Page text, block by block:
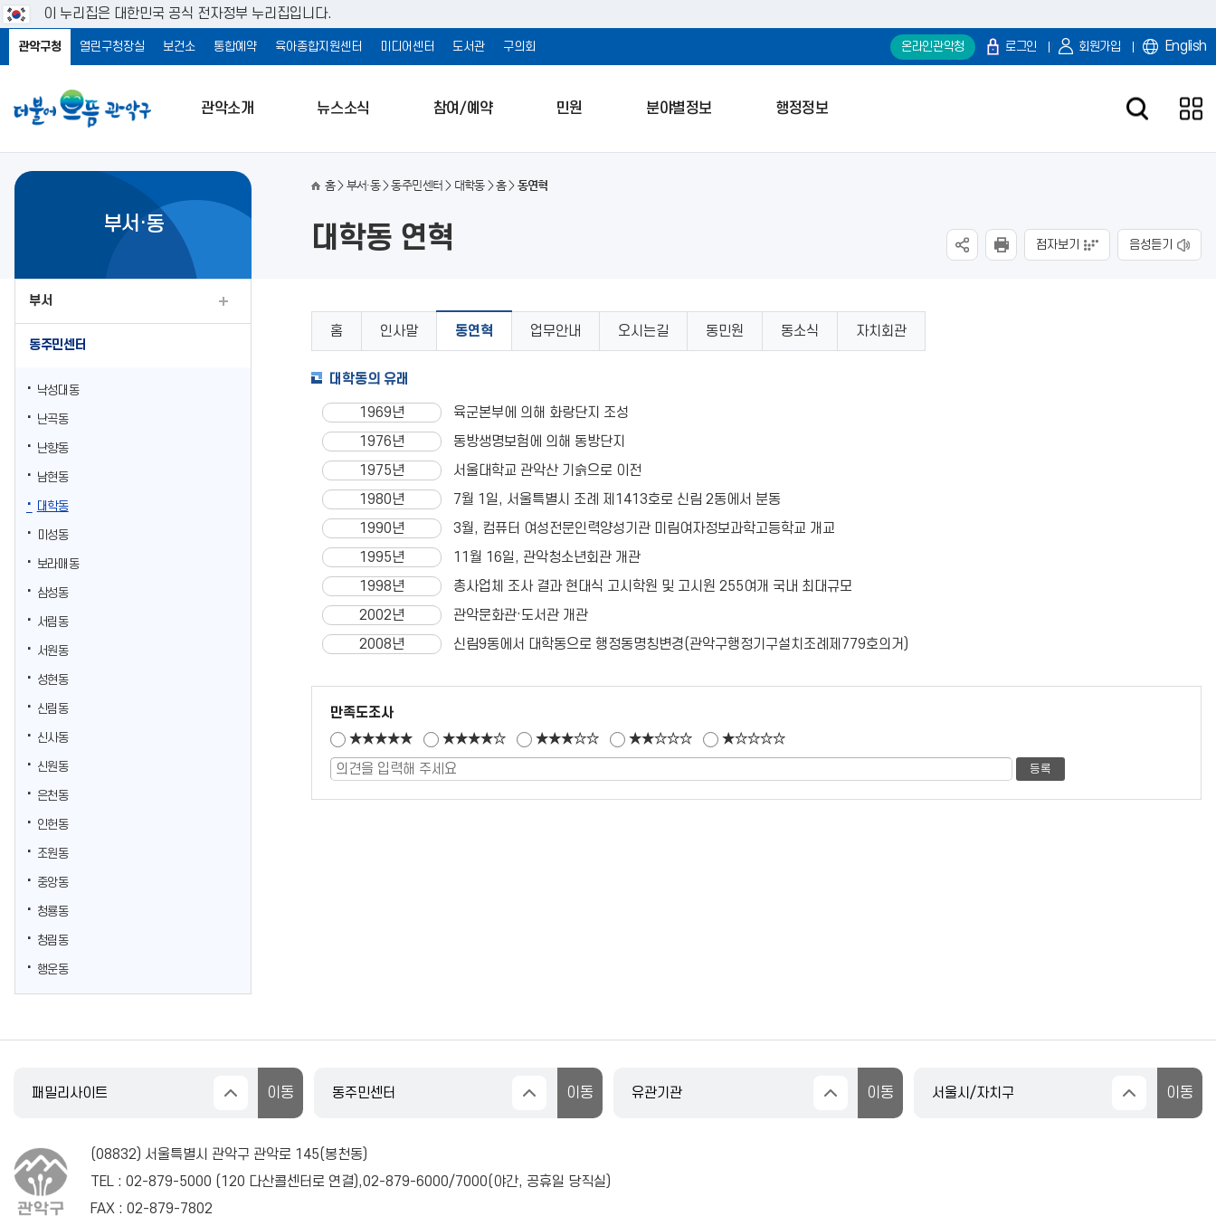
이 누리집은 대한민국 공식 전자정부 누리집입니다.
관악구청 열린구청장실 보건소 통합예약 육아종합지원센터 미디어센터 도서관 구의회 온라인관악청 로그인 회원가입 English
관악소개 뉴스소식 참여/예약 민원 분야별정보 행정정보
부서·동
부서
동주민센터
낙성대동
난곡동
난향동
남현동
대학동
미성동
보라매동
삼성동
서림동
서원동
성현동
신림동
신사동
신원동
은천동
인헌동
조원동
중앙동
청룡동
청림동
행운동
홈 부서·동 동주민센터 대학동 홈 동연혁
대학동 연혁 점자보기 음성듣기
홈 인사말 동연혁 업무안내 오시는길 동민원 동소식 자치회관
대학동의 유래
1969년
육군본부에 의해 화랑단지 조성
1976년
동방생명보험에 의해 동방단지
1975년
서울대학교 관악산 기슭으로 이전
1980년
7월 1일, 서울특별시 조례 제1413호로 신림 2동에서 분동
1990년
3월, 컴퓨터 여성전문인력양성기관 미림여자정보과학고등학교 개교
1995년
11월 16일, 관악청소년회관 개관
1998년
총사업체 조사 결과 현대식 고시학원 및 고시원 255여개 국내 최대규모
2002년
관악문화관·도서관 개관
2008년
신림9동에서 대학동으로 행정동명칭변경(관악구행정기구설치조례제779호의거)
만족도조사
★★★★★
★★★★☆ ★★★☆☆ ★★☆☆☆ ★☆☆☆☆
(08832) 서울특별시 관악구 관악로 145(봉천동)
TEL : 02-879-5000 (120 다산콜센터로 연결),02-879-6000/7000(야간, 공휴일 당직실)
FAX : 02-879-7802